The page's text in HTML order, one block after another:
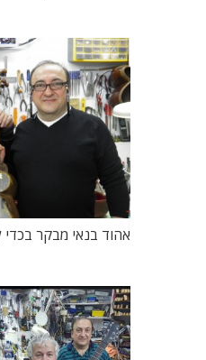
אהוד בנאי מבקר